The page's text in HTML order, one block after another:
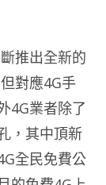
推出全新的
對應4G手
4G業者除了
，其中頂新
全民免費公